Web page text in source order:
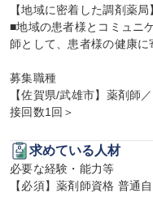
【地域に密着した調剤薬局
■地域の患者様とコミュニ
師として、患者様の健康に
募集職種
【佐賀県/武雄市】薬剤師
接回数1回＞
求めている人材
必要な経験・能力等
【必須】薬剤師資格 普通